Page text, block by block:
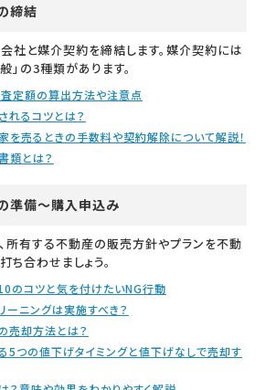
締結
社と媒介契約を締結します。媒介契約には
」の3種類があります。
定額の算出方法や注意点
れるコツとは？
を売るときの手数料や契約解除について解説！
類とは？
準備～購入申込み
所有する不動産の販売方針やプランを不動
合わせましょう。
のコツと気を付けたいNG行動
ーニングは実施すべき？
売却方法とは？
5つの値下げタイミングと値下げなしで売却す